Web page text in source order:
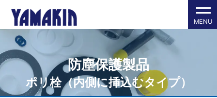
防塵保護製品
全製品一覧
その他製品
全製品一覧
会社案内
会社案内TOPへ
防塵保護製品
ポリ栓（内側に挿込むタイプ）